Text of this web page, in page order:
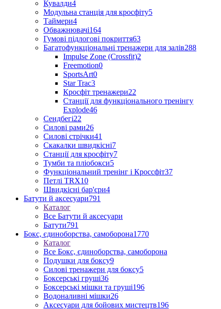
Кувалди4
Модульна станція для кросфіту5
Таймери4
Обважнювачі164
Гумові підлогові покриття63
Багатофункціональні тренажери для залів288
Impulse Zone (Crossfit)2
Freemotion0
SportsArt0
Star Trac3
Кросфіт тренажери22
Станції для функціонального тренінгу
Explode46
Сендбегі22
Силові рами26
Силові стрічки41
Скакалки швидкісні7
Станції для кросфіту7
Тумби та пліобокси5
Функціональний тренінг і Кроссфіт37
Петлі TRX10
Швидкісні бар'єри4
Батути й аксесуари791
Каталог
Все Батути й аксесуари
Батути791
Бокс, єдиноборства, самоборона1770
Каталог
Все Бокс, єдиноборства, самоборона
Подушки для боксу9
Силові тренажери для боксу5
Боксерські груші36
Боксерські мішки та груші196
Водоналивні мішки26
Аксесуари для бойових мистецтв196